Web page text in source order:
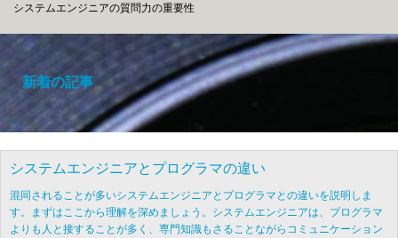
システムエンジニアの質問力の重要性
新着の記事
システムエンジニアとプログラマの違い
混同されることが多いシステムエンジニアとプログラマとの違いを説明しま
す。まずはここから理解を深めましょう。システムエンジニアは、プログラマ
よりも人と接することが多く、専門知識もさることながらコミュニケーション